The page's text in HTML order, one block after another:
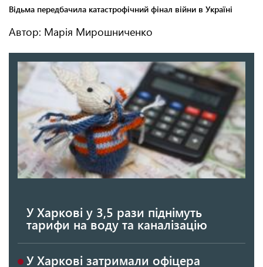
Автор: Марія Мирошниченко
У Харкові у 3,5 рази піднімуть
тарифи на воду та каналізацію
У Харкові затримали офіцера